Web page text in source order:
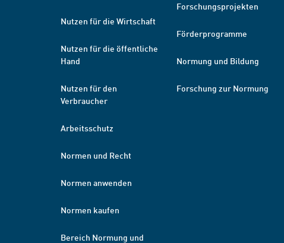
Nutzen für die Wirtschaft
Nutzen für die öffentliche
Hand
Nutzen für den
Verbraucher
Arbeitsschutz
Normen und Recht
Normen anwenden
Normen kaufen
Bereich Normung und
Forschungsprojekten
Förderprogramme
Normung und Bildung
Forschung zur Normung